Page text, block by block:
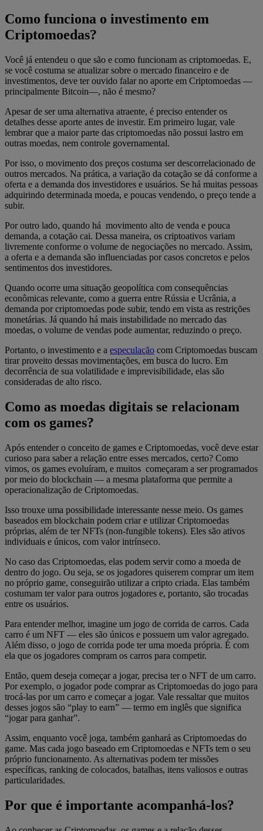
Como funciona o investimento em
Criptomoedas?
Você já entendeu o que são e como funcionam as criptomoedas. E,
se você costuma se atualizar sobre o mercado financeiro e de
investimentos, deve ter ouvido falar no aporte em Criptomoedas —
principalmente Bitcoin—, não é mesmo?
Apesar de ser uma alternativa atraente, é preciso entender os
detalhes desse aporte antes de investir. Em primeiro lugar, vale
lembrar que a maior parte das criptomoedas não possui lastro em
outras moedas, nem controle governamental.
Por isso, o movimento dos preços costuma ser descorrelacionado de
outros mercados. Na prática, a variação da cotação se dá conforme a
oferta e a demanda dos investidores e usuários. Se há muitas pessoas
adquirindo determinada moeda, e poucas vendendo, o preço tende a
subir.
Por outro lado, quando há movimento alto de venda e pouca
demanda, a cotação cai. Dessa maneira, os criptoativos variam
livremente conforme o volume de negociações no mercado. Assim,
a oferta e a demanda são influenciadas por casos concretos e pelos
sentimentos dos investidores.
Quando ocorre uma situação geopolítica com consequências
econômicas relevante, como a guerra entre Rússia e Ucrânia, a
demanda por criptomoedas pode subir, tendo em vista as restrições
monetárias. Já quando há mais instabilidade no mercado das
moedas, o volume de vendas pode aumentar, reduzindo o preço.
Portanto, o investimento e a especulação com Criptomoedas buscam
tirar proveito dessas movimentações, em busca do lucro. Em
decorrência de sua volatilidade e imprevisibilidade, elas são
consideradas de alto risco.
Como as moedas digitais se relacionam
com os games?
Após entender o conceito de games e Criptomoedas, você deve estar
curioso para saber a relação entre esses mercados, certo? Como
vimos, os games evoluíram, e muitos começaram a ser programados
por meio do blockchain — a mesma plataforma que permite a
operacionalização de Criptomoedas.
Isso trouxe uma possibilidade interessante nesse meio. Os games
baseados em blockchain podem criar e utilizar Criptomoedas
próprias, além de ter NFTs (non-fungible tokens). Eles são ativos
individuais e únicos, com valor intrínseco.
No caso das Criptomoedas, elas podem servir como a moeda de
dentro do jogo. Ou seja, se os jogadores quiserem comprar um item
no próprio game, conseguirão utilizar a cripto criada. Elas também
costumam ter valor para outros jogadores e, portanto, são trocadas
entre os usuários.
Para entender melhor, imagine um jogo de corrida de carros. Cada
carro é um NFT — eles são únicos e possuem um valor agregado.
Além disso, o jogo de corrida pode ter uma moeda própria. É com
ela que os jogadores compram os carros para competir.
Então, quem deseja começar a jogar, precisa ter o NFT de um carro.
Por exemplo, o jogador pode comprar as Criptomoedas do jogo para
trocá-las por um carro e começar a jogar. Vale ressaltar que muitos
desses jogos são “play to earn” — termo em inglês que significa
“jogar para ganhar”.
Assim, enquanto você joga, também ganhará as Criptomoedas do
game. Mas cada jogo baseado em Criptomoedas e NFTs tem o seu
próprio funcionamento. As alternativas podem ter missões
específicas, ranking de colocados, batalhas, itens valiosos e outras
particularidades.
Por que é importante acompanhá-los?